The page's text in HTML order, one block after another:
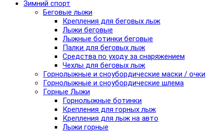
Зимний спорт
Беговые лыжи
Крепления для беговых лыж
Лыжи беговые
Лыжные ботинки беговые
Палки для беговых лыж
Средства по уходу за снаряжением
Чехлы для беговых лыж
Горнолыжные и сноубордические маски / очки
Горнолыжные и сноубордические шлема
Горные Лыжи
Горнолыжные ботинки
Крепления для горных лыж
Крепления для лыж на авто
Лыжи горные